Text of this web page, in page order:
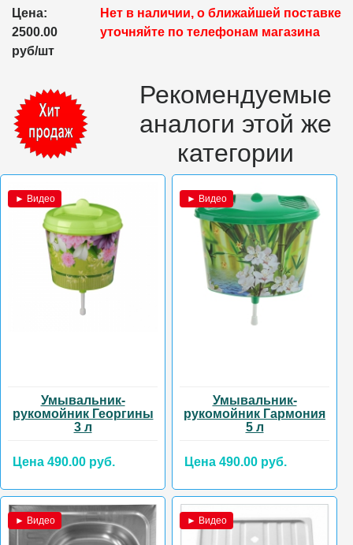
Цена:
2500.00
руб/шт
Нет в наличии, о ближайшей поставке
уточняйте по телефонам магазина
Рекомендуемые
аналоги этой же
категории
► Видео
Умывальник-
рукомойник Георгины
3 л
Цена 490.00 руб.
► Видео
Умывальник-
рукомойник Гармония
5 л
Цена 490.00 руб.
► Видео ► Видео